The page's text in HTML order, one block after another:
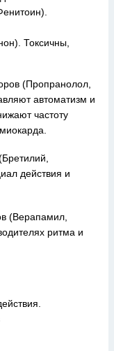
Токсичны,
(Пропранолол,
автоматизм и
частоту
действия и
(Верапамил,
ритма и